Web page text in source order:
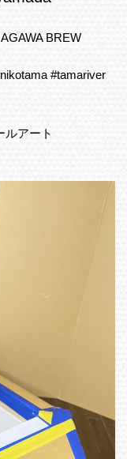
BREW
#tamariver
アート